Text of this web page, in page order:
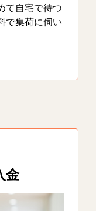
て自宅で待つ
で集荷に伺い
金